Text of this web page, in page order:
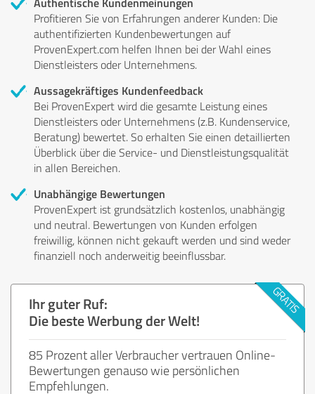
Profitieren Sie von Erfahrungen anderer Kunden: Die
authentifizierten Kundenbewertungen auf
ProvenExpert.com helfen Ihnen bei der Wahl eines
Dienstleisters oder Unternehmens.
Aussagekräftiges Kundenfeedback
Bei ProvenExpert wird die gesamte Leistung eines
Dienstleisters oder Unternehmens (z.B. Kundenservice,
Beratung) bewertet. So erhalten Sie einen detaillierten
Überblick über die Service- und Dienstleistungsqualität
in allen Bereichen.
Unabhängige Bewertungen
ProvenExpert ist grundsätzlich kostenlos, unabhängig
und neutral. Bewertungen von Kunden erfolgen
freiwillig, können nicht gekauft werden und sind weder
finanziell noch anderweitig beeinflussbar.
Ihr guter Ruf:
Die beste Werbung der Welt!
85 Prozent aller Verbraucher vertrauen Online-
Bewertungen genauso wie persönlichen
Empfehlungen.